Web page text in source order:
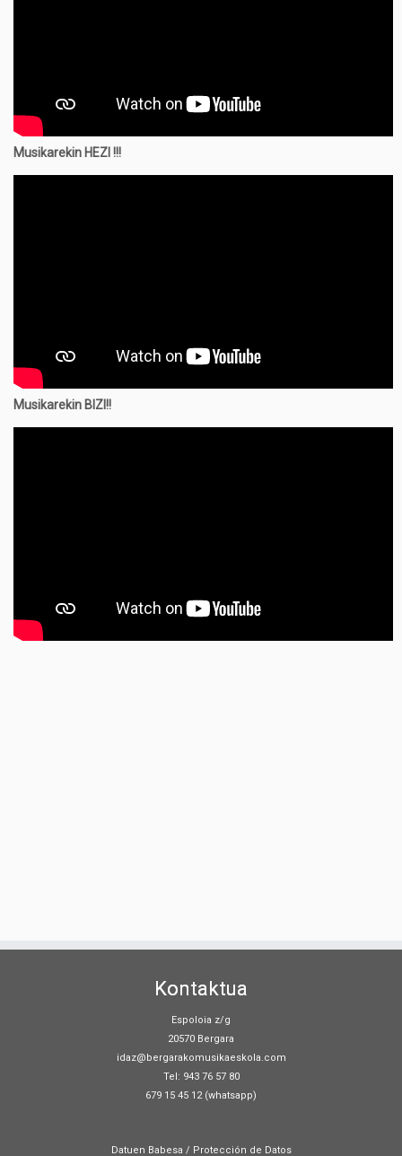
Musikarekin HEZI !!!
Musikarekin BIZI!!
Kontaktua
Espoloia z/g
20570 Bergara
idaz@bergarakomusikaeskola.com
Tel: 943 76 57 80
679 15 45 12 (whatsapp)
Datuen Babesa / Protección de Datos